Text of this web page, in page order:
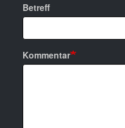
Betreff
Kommentar